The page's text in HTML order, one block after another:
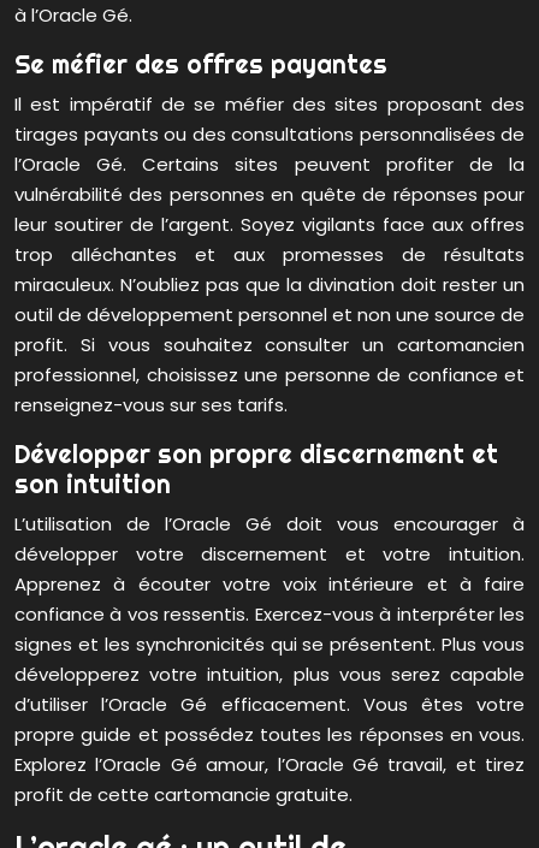
à l’Oracle Gé.
Se méfier des offres payantes
Il est impératif de se méfier des sites proposant des
tirages payants ou des consultations personnalisées de
l’Oracle Gé. Certains sites peuvent profiter de la
vulnérabilité des personnes en quête de réponses pour
leur soutirer de l’argent. Soyez vigilants face aux offres
trop alléchantes et aux promesses de résultats
miraculeux. N’oubliez pas que la divination doit rester un
outil de développement personnel et non une source de
profit. Si vous souhaitez consulter un cartomancien
professionnel, choisissez une personne de confiance et
renseignez-vous sur ses tarifs.
Développer son propre discernement et
son intuition
L’utilisation de l’Oracle Gé doit vous encourager à
développer votre discernement et votre intuition.
Apprenez à écouter votre voix intérieure et à faire
confiance à vos ressentis. Exercez-vous à interpréter les
signes et les synchronicités qui se présentent. Plus vous
développerez votre intuition, plus vous serez capable
d’utiliser l’Oracle Gé efficacement. Vous êtes votre
propre guide et possédez toutes les réponses en vous.
Explorez l’Oracle Gé amour, l’Oracle Gé travail, et tirez
profit de cette cartomancie gratuite.